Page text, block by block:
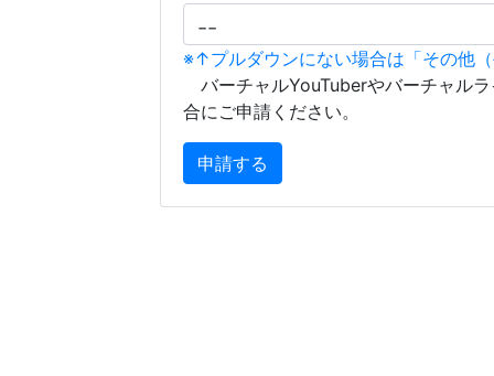
※↑プルダウンにない場合は「その他
バーチャルYouTuberやバーチャル
合にご申請ください。
申請する